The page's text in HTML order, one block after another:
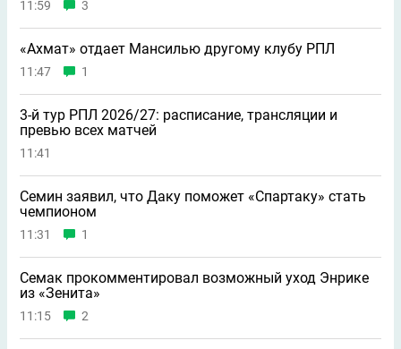
11:59 3
«Ахмат» отдает Мансилью другому клубу РПЛ
11:47 1
3-й тур РПЛ 2026/27: расписание, трансляции и
превью всех матчей
11:41
Семин заявил, что Даку поможет «Спартаку» стать
чемпионом
11:31 1
Семак прокомментировал возможный уход Энрике
из «Зенита»
11:15 2